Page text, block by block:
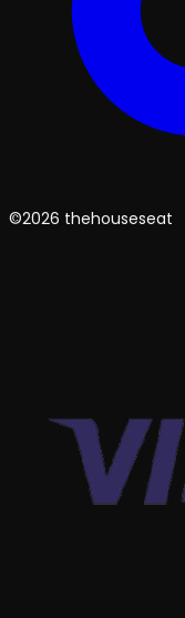
©2026 thehouseseat